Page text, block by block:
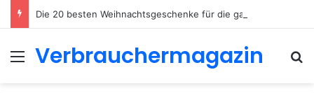
Menü
Verbrauchermagazin